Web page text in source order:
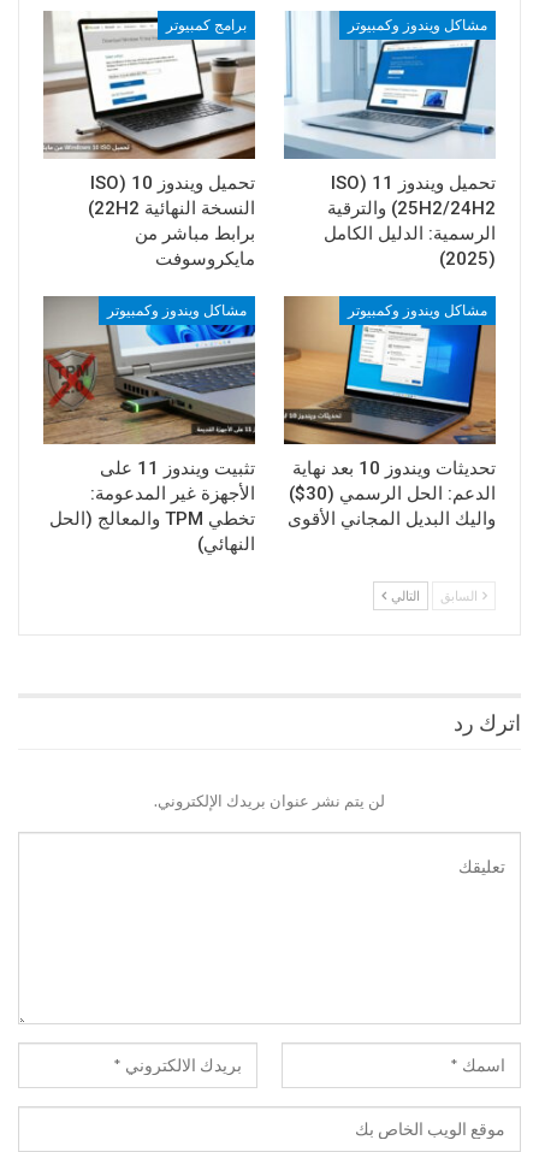
مشاكل ويندوز وكمبيوتر
تحميل ويندوز 11 (ISO
25H2/24H2) والترقية
الرسمية: الدليل الكامل
(2025)
برامج كمبيوتر
تحميل ويندوز 10 (ISO
النسخة النهائية 22H2)
برابط مباشر من
مايكروسوفت
مشاكل ويندوز وكمبيوتر
تحديثات ويندوز 10 بعد نهاية
الدعم: الحل الرسمي (30$)
واليك البديل المجاني الأقوى
مشاكل ويندوز وكمبيوتر
تثبيت ويندوز 11 على
الأجهزة غير المدعومة:
تخطي TPM والمعالج (الحل
النهائي)
السابق التالي
اترك رد
لن يتم نشر عنوان بريدك الإلكتروني.